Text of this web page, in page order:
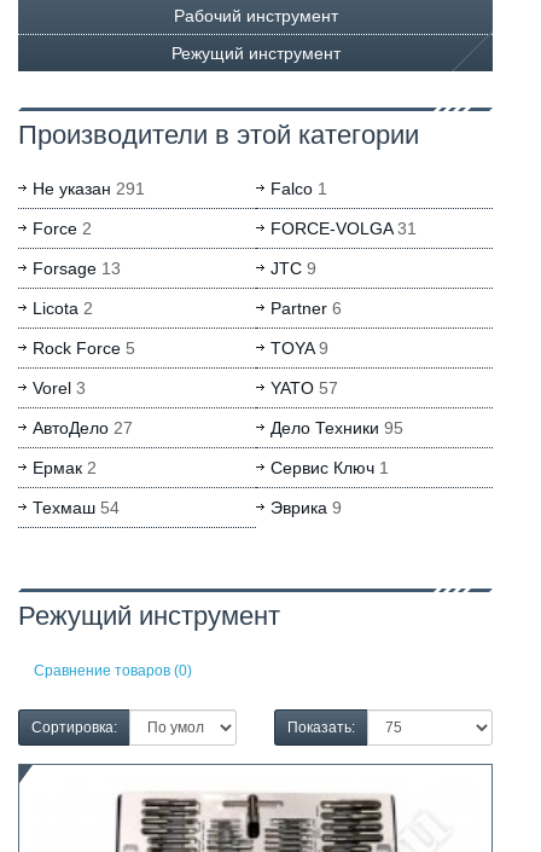
Рабочий инструмент
Режущий инструмент
Производители в этой категории
Не указан 291 Falco1
Force 2 FORCE-VOLGA31
Forsage 13 JTC9
Licota 2 Partner6
Rock Force 5 TOYA9
Vorel 3 YATO57
АвтоДело 27 Дело Техники 95
Ермак 2 Сервис Ключ1
Техмаш 54 Эврика 9
Режущий инструмент
Сравнение товаров (0)
Сортировка: Показать: